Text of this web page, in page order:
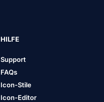
HILFE
Support
FAQs
Icon-Stile
Icon-Editor